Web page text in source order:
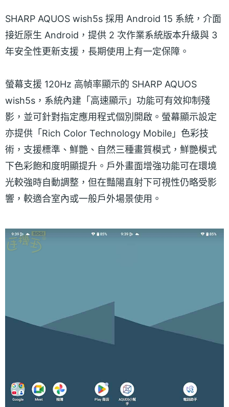
SHARP AQUOS wish5s 採用 Android 15 系統，介面
接近原生 Android，提供 2 次作業系統版本升級與 3
年安全性更新支援，長期使用上有一定保障。
螢幕支援 120Hz 高幀率顯示的 SHARP AQUOS
wish5s，系統內建「高速顯示」功能可有效抑制殘
影，並可針對指定應用程式個別開啟。螢幕顯示設定
亦提供「Rich Color Technology Mobile」色彩技
術，支援標準、鮮艷、自然三種畫質模式，鮮艷模式
下色彩飽和度明顯提升。戶外畫面增強功能可在環境
光較強時自動調整，但在豔陽直射下可視性仍略受影
響，較適合室內或一般戶外場景使用。